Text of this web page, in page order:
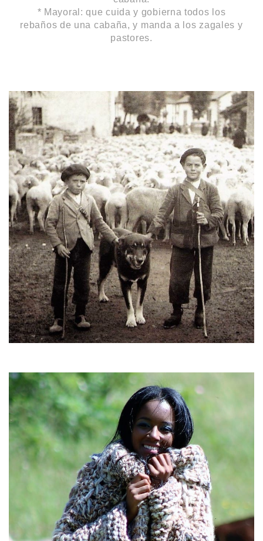
* Mayoral: que cuida y gobierna todos los
rebaños de una cabaña, y manda a los zagales y
pastores.